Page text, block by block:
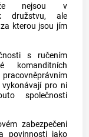
nejsou v
družstvu, ale
kterou jsou jím
s ručením
komanditních
pro ni
společností
zabezpečení
povinnosti jako